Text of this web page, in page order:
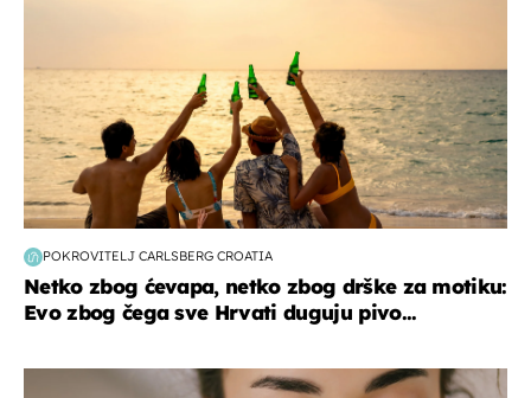
POKROVITELJ CARLSBERG CROATIA
Netko zbog ćevapa, netko zbog drške za motiku:
Evo zbog čega sve Hrvati duguju pivo...
moda & ljepota